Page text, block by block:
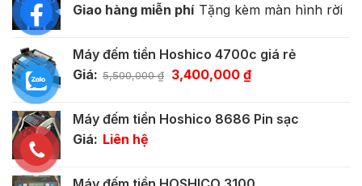
Giao hàng miễn phí Tặng kèm màn hình rời
Máy đếm tiền Hoshico 4700c giá rẻ
Giá: 5,500,000₫
Giá
5,500,000 ₫.
3,400,000 ₫Giá
là:
Máy đếm tiền Hoshico 8686 Pin sạc
Giá: Liên hệ